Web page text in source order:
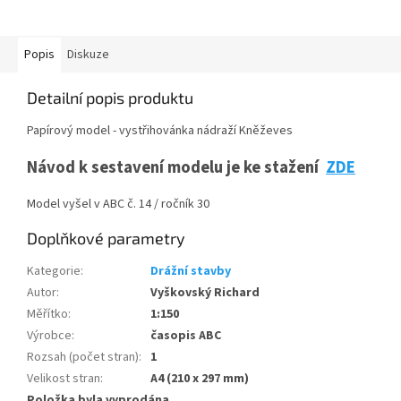
Popis Diskuze
Detailní popis produktu
Papírový model - vystřihovánka nádraží Kněževes
Návod k sestavení modelu je ke stažení ZDE
Model vyšel v ABC č. 14 / ročník 30
Doplňkové parametry
Kategorie:
Drážní stavby
Autor:
Vyškovský Richard
Měřítko:
1:150
Výrobce:
časopis ABC
Rozsah (počet stran): 1
Velikost stran:
A4 (210 x 297 mm)